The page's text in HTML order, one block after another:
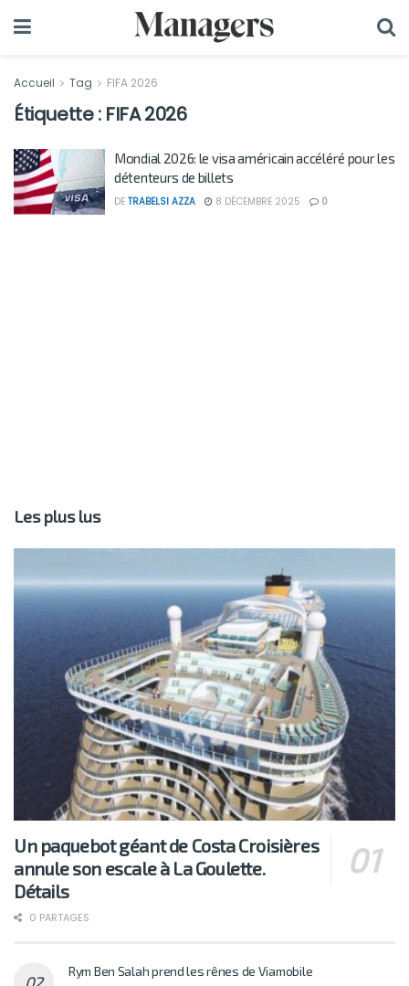
Accueil Tag FIFA 2026
Étiquette : FIFA 2026
Mondial 2026: le visa américain accéléré pour les
détenteurs de billets
DE TRABELSI AZZA 8 DÉCEMBRE 2025 0
Les plus lus
Un paquebot géant de Costa Croisières
annule son escale à La Goulette.
Détails
0 PARTAGES
Rym Ben Salah prend les rênes de Viamobile